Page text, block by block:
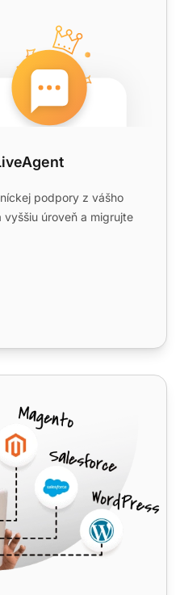
podpory z vášho
vyššiu úroveň a migrujte